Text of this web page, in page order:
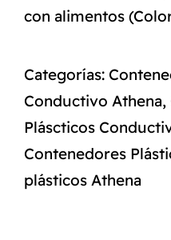
con alimentos
Categorías:
Conductivo Athena,
Pláscticos
Contenedores
plásticos Athena